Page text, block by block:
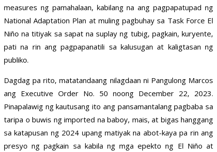
measures ng pamahalaan, kabilang na ang pagpapatupad ng
National Adaptation Plan at muling pagbuhay sa Task Force El
Niño na titiyak sa sapat na suplay ng tubig, pagkain, kuryente,
pati na rin ang pagpapanatili sa kalusugan at kaligtasan ng
publiko.
Dagdag pa rito, matatandaang nilagdaan ni Pangulong Marcos
ang Executive Order No. 50 noong December 22, 2023.
Pinapalawig ng kautusang ito ang pansamantalang pagbaba sa
taripa o buwis ng imported na baboy, mais, at bigas hanggang
sa katapusan ng 2024 upang matiyak na abot-kaya pa rin ang
presyo ng pagkain sa kabila ng mga epekto ng El Niño at